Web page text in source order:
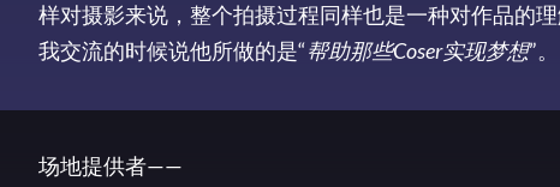
样对摄影来说，整个拍摄过程同样也是一种对作品的
我交流的时候说他所做的是“帮助那些Coser实现梦想”。
场地提供者——